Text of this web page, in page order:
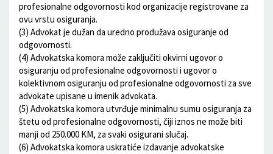
profesionalne odgovornosti kod organizacije registrovane za
ovu vrstu osiguranja.
(3) Advokat je dužan da uredno produžava osiguranje od
odgovornosti.
(4) Advokatska komora može zaključiti okvirni ugovor o
osiguranju od profesionalne odgovornosti i ugovor o
kolektivnom osiguranju od profesionalne odgovornosti za sve
advokate upisane u imenik advokata.
(5) Advokatska komora utvrđuje minimalnu sumu osiguranja za
štetu od profesionalne odgovornosti, čiji iznos ne može biti
manji od 250.000 KM, za svaki osigurani slučaj.
(6) Advokatska komora uskratiće izdavanje advokatske